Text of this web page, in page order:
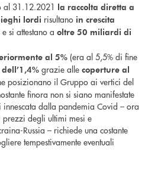
al 31.12.2021 la raccolta diretta a
lordi risultano in crescita
e si attestano a oltre 50 miliardi di
al 5% (era al 5,5% di fine
grazie alle coperture al
posizionano il Gruppo ai vertici del
finora non si siano manifestate
dalla pandemia Covid – ora
degli ultimi mesi e
Russia – richiede una costante
tempestivamente eventuali